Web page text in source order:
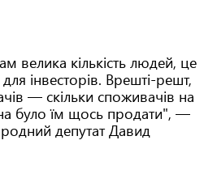
велика кількість людей, це
інвесторів. Врешті-решт,
— скільки споживачів на
було їм щось продати", —
депутат Давид